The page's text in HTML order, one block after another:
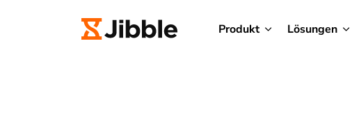
Produkt Lösungen